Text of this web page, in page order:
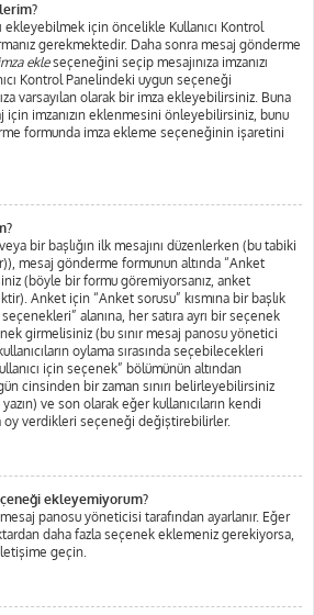
ekleyebilmek için öncelikle Kullanıcı Kontrol
gerekmektedir. Daha sonra mesaj gönderme
ekleseçeneğini seçip mesajınıza imzanızı
Kontrol Panelindeki uygun seçeneği
varsayılan olarak bir imza ekleyebilirsiniz. Buna
imzanızın eklenmesini önleyebilirsiniz, bunu
formunda imza ekleme seçeneğinin işaretini
bir başlığın ilk mesajını düzenlerken (bu tabiki
mesaj gönderme formunun altında “Anket
(böyle bir formu göremiyorsanız, anket
Anket için “Anket sorusu” kısmına bir başlık
alanına, her satıra ayrı bir seçenek
girmelisiniz (bu sınır mesaj panosu yönetici
oylama sırasında seçebilecekleri
için seçenek” bölümünün altından
cinsinden bir zaman sınırı belirleyebilirsiniz
ve son olarak eğer kullanıcıların kendi
oy verdikleri seçeneği değiştirebilirler.
ekleyemiyorum?
panosu yöneticisi tarafından ayarlanır. Eğer
daha fazla seçenek eklemeniz gerekiyorsa,
geçin.